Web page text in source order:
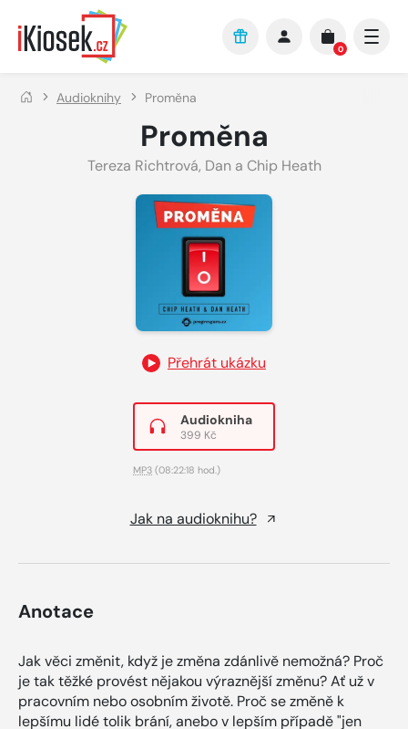
Přejít na hlavní obsah
0
Audioknihy Proměna
Proměna
Tereza Richtrová, Dan a Chip Heath
Přehrát ukázku
Audiokniha
399 Kč
MP3 (08:22:18 hod.)
Jak na audioknihu?
Anotace
Jak věci změnit, když je změna zdánlivě nemožná? Proč
je tak těžké provést nějakou výraznější změnu? Ať už v
pracovním nebo osobním životě. Proč se změně k
lepšímu lidé tolik brání, anebo v lepším případě "jen